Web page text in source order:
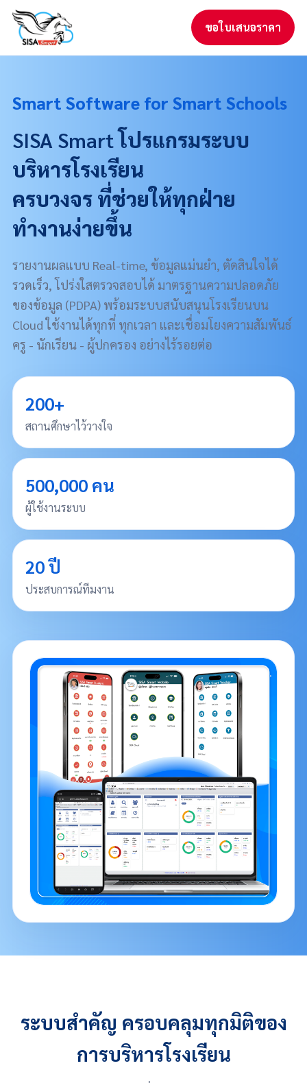
ขอใบเสนอราคา
Smart Software for Smart Schools
SISA Smartโปรแกรมระบบ
บริหารโรงเรียน
ครบวงจร ที่ช่วยให้ทุกฝ่าย
ทำงานง่ายขึ้น
รายงานผลแบบ Real-time, ข้อมูลแม่นยำ, ตัดสินใจได้
รวดเร็ว, โปร่งใสตรวจสอบได้ มาตรฐานความปลอดภัย
ของข้อมูล (PDPA) พร้อมระบบสนับสนุนโรงเรียนบน
Cloud ใช้งานได้ทุกที่ ทุกเวลา และเชื่อมโยงความสัมพันธ์
ครู - นักเรียน - ผู้ปกครอง อย่างไร้รอยต่อ
200+
สถานศึกษาไว้วางใจ
500,000 คน
ผู้ใช้งานระบบ
20 ปี
ประสบการณ์ทีมงาน
ระบบสำคัญ ครอบคลุมทุกมิติของ
การบริหารโรงเรียน